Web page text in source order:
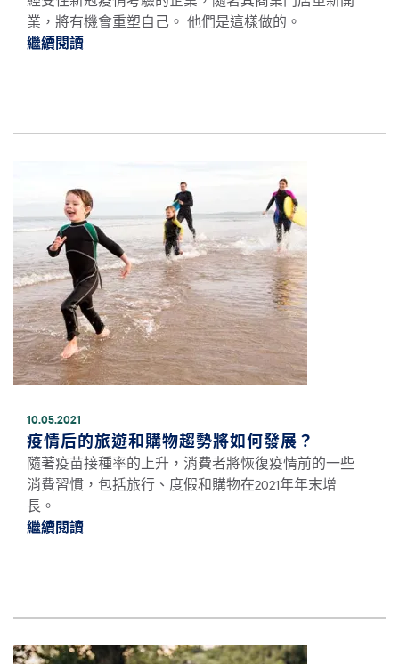
業，將有機會重塑自己。 他們是這樣做的。
繼續閱讀繼續閱讀重新調整零售空間的用途：創新的
10.05.2021
疫情后的旅遊和購物趨勢將如何發展？
隨著疫苗接種率的上升，消費者將恢復疫情前的一些
消費習慣，包括旅行、度假和購物在2021年年末增
長。
繼續閱讀繼續閱讀疫情后的旅遊和購物趨勢將如何發
圖片